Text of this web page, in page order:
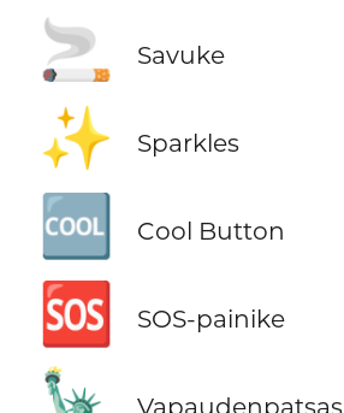
🚬 Savuke
✨ Sparkles
🆒 Cool Button
🆘 SOS-painike
Vapaudenpatsas